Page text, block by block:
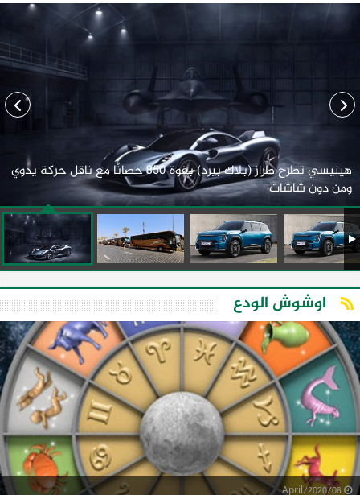
هينيسي تطرح طراز (بلاك بيرد) بقوة 850 حصانًا مع ناقل حركة يدوي
ومن دون شاشات
اوشوش الودع